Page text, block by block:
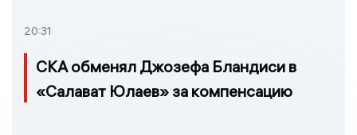
20:31
СКА обменял Джозефа Бландиси в
«Салават Юлаев» за компенсацию